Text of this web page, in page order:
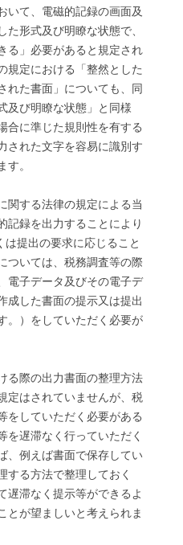
いて、電磁的記録の画面及
形式及び明瞭な状態で、
る」必要があると規定され
規定における「整然とした
れた書面」についても、同
及び明瞭な状態」と同様
合に準じた規則性を有する
された文字を容易に識別す
。
関する法律の規定による当
記録を出力することにより
提出の要求に応じること
ついては、税務調査等の際
電子データ及びその電子デ
成した書面の提示又は提出
。）をしていただく必要が
る際の出力書面の整理方法
定はされていませんが、税
をしていただく必要がある
を遅滞なく行っていただく
、例えば書面で保存してい
する方法で整理しておく
遅滞なく提示等ができるよ
とが望ましいと考えられま